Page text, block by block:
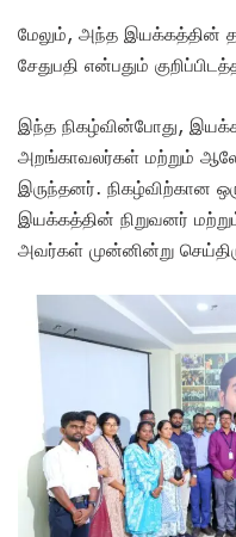
மேலும், அந்த இயக்கத்தின்
சேதுபதி என்பதும்
இந்த நிகழ்வின்போது,
அறங்காவலர்கள் மற்றும்
இருந்தனர். நிகழ்விற்கான
இயக்கத்தின் நிறுவனர்
அவர்கள் முன்னின்று